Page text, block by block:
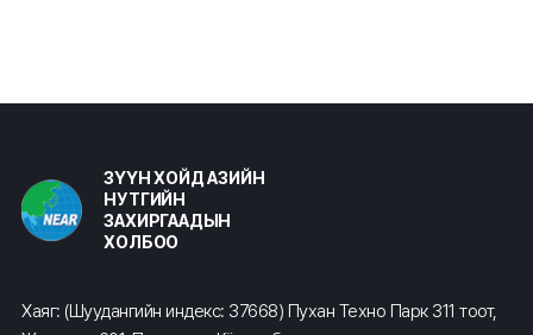
ЗҮҮН ХОЙД АЗИЙН
НУТГИЙН
ЗАХИРГААДЫН
ХОЛБОО
Хаяг: (Шуудангийн индекс: 37668) Пухан Техно Парк 311 тоот,